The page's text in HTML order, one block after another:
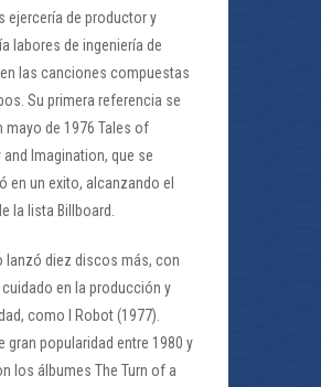
ejercería de productor y
labores de ingeniería de
las canciones compuestas
Su primera referencia se
mayo de 1976 Tales of
and Imagination, que se
en un exito, alcanzando el
la lista Billboard.
lanzó diez discos más, con
cuidado en la producción y
como I Robot (1977).
gran popularidad entre 1980 y
los álbumes The Turn of a